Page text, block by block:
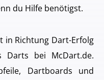
du Hilfe benötigst.
in Richtung Dart-Erfolg
Darts bei McDart.de.
Dartboards und